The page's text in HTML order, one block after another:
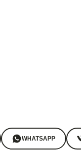
WHATSAPP